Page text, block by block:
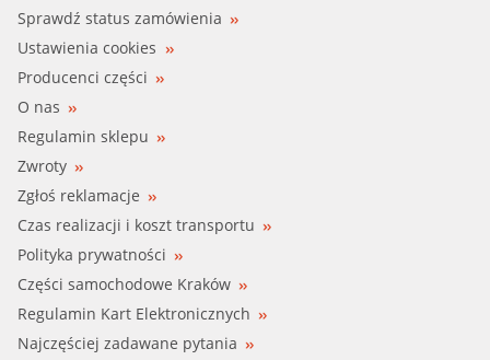
GRAF, METELLI (PA731)
KLOTZ (W10001)
KWP (10731)
MEYLE (113 012 0037)
PEX (19.0149)
RUV (65443)
Sprawdź status zamówienia
Ustawienia cookies
Producenci części
O nas
Regulamin sklepu
Zwroty
Zgłoś reklamacje
Czas realizacji i koszt transportu
Polityka prywatności
Części samochodowe Kraków
Regulamin Kart Elektronicznych
Najczęściej zadawane pytania